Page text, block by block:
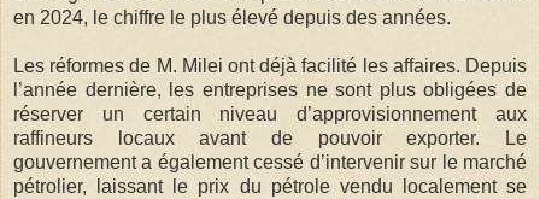
en 2024, le chiffre le plus élevé depuis des années.
Les réformes de M. Milei ont déjà facilité les affaires. Depuis
l’année dernière, les entreprises ne sont plus obligées de
réserver un certain niveau d’approvisionnement aux
raffineurs locaux avant de pouvoir exporter. Le
gouvernement a également cessé d’intervenir sur le marché
pétrolier, laissant le prix du pétrole vendu localement se